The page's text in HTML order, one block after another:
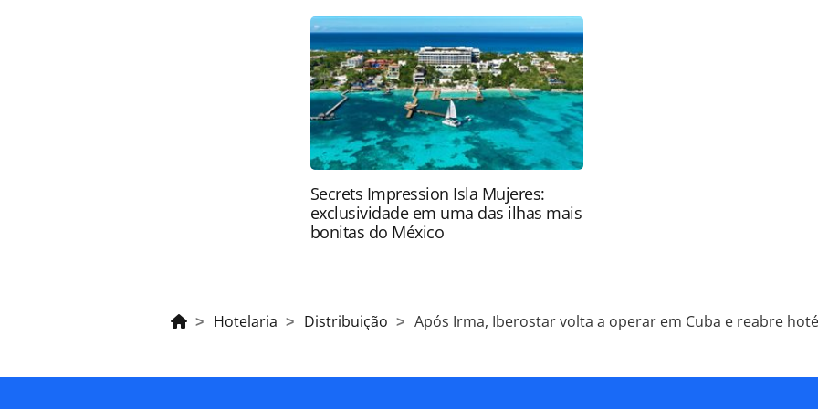
página. Todo o conteúdo produzido pela PANROTAS Editora é protegido pela legislação
brasileira sobre direito autoral. Não reproduza o conteúdo sem autorização da
PANROTAS Editora (copyright@panrotas.com.br).
Secrets Impression Isla Mujeres:
exclusividade em uma das ilhas mais
bonitas do México
Hotelaria Distribuição Após Irma, Iberostar volta a operar em Cuba e reabre